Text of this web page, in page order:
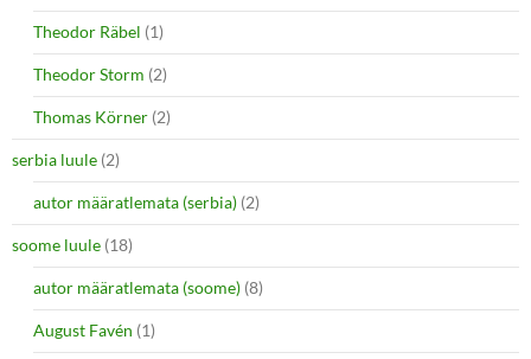
Theodor Räbel (1)
Theodor Storm (2)
Thomas Körner (2)
serbia luule (2)
autor määratlemata (serbia) (2)
soome luule (18)
autor määratlemata (soome) (8)
August Favén (1)